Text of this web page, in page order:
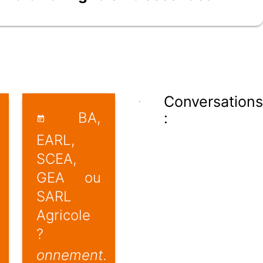
BA,
EARL,
SCEA,
GEA ou
SARL
Agricole
?
onnement.
Conversations
: